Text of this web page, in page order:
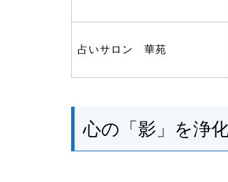
占いサロン 華苑
心の「影」を浄